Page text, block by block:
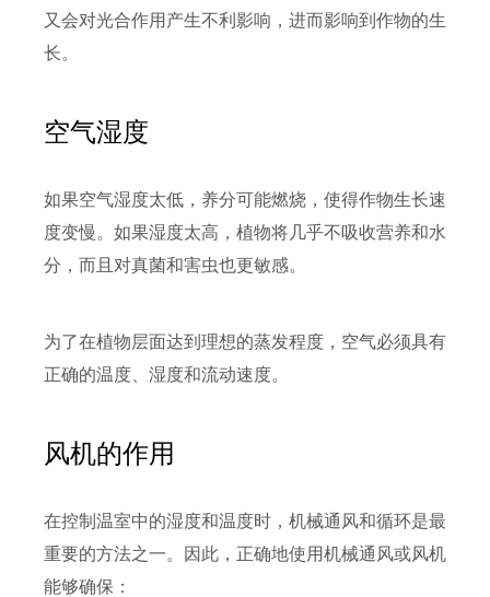
又会对光合作用产生不利影响，进而影响到作物的生
长。
空气湿度
如果空气湿度太低，养分可能燃烧，使得作物生长速
度变慢。如果湿度太高，植物将几乎不吸收营养和水
分，而且对真菌和害虫也更敏感。
为了在植物层面达到理想的蒸发程度，空气必须具有
正确的温度、湿度和流动速度。
风机的作用
在控制温室中的湿度和温度时，机械通风和循环是最
重要的方法之一。因此，正确地使用机械通风或风机
能够确保：